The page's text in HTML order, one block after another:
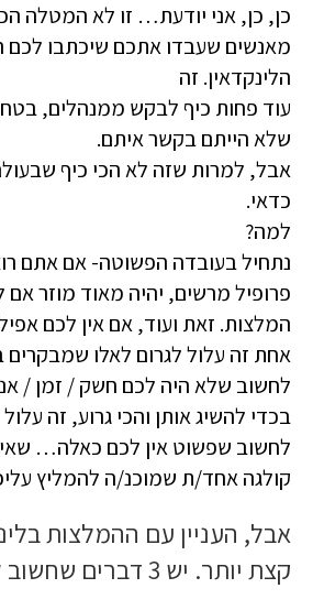
כן, כן, אני יודעת… זו לא המטלה
מאנשים שעבדו אתכם שיכתבו לכם
הלינקדאין. זה
עוד פחות כיף לבקש ממנהלים, בטח
שלא הייתם בקשר איתם.
אבל, למרות שזה לא הכי כיף
כדאי.
למה?
נתחיל בעובדה הפשוטה- אם אתם
פרופיל מרשים, יהיה מאוד מוזר אם
המלצות. זאת ועוד, אם אין לכם
אחת זה עלול לגרום לאלו שמבקרים
לחשוב שלא היה לכם חשק / זמן /
בכדי להשיג אותן והכי גרוע, זה
לחשוב שפשוט אין לכם כאלה…
קולגה אחד/ת שמוכנ/ה להמליץ
אבל, העניין עם ההמלצות
קצת יותר. יש 3 דברים שחשוב לדעת: